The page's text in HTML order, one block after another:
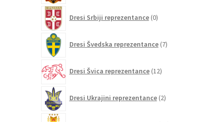
Dresi Srbiji reprezentance 0izdelkov
Dresi Švedska reprezentance 7izdelkov
Dresi Švica reprezentance 12izdelkov
Dresi Ukrajini reprezentance 2izdelka